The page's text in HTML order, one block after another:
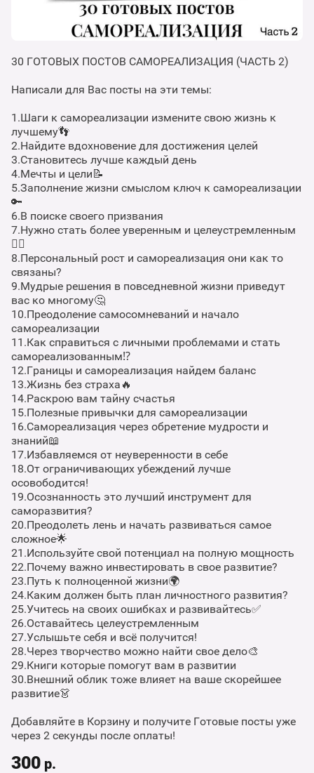
30 ГОТОВЫХ ПОСТОВ САМОРЕАЛИЗАЦИЯ (ЧАСТЬ 2)
Написали для Вас посты на эти темы:
1.Шаги к самореализации измените свою жизнь к
лучшему👣
2.Найдите вдохновение для достижения целей
3.Cтановитесь лучше каждый день
4.Мечты и цели📝
5.Заполнение жизни смыслом ключ к самореализации
🔑
6.В поиске своего призвания
7.Нужно стать более уверенным и целеустремленным
☝🏻
8.Персональный рост и самореализация они как то
связаны?
9.Мудрые решения в повседневной жизни приведут
вас ко многому🤔
10.Преодоление самосомневаний и начало
самореализации
11.Как справиться с личными проблемами и стать
самореализованным⁉️
12.Границы и самореализация найдем баланс
13.Жизнь без страха🔥
14.Раскрою вам тайну счастья
15.Полезные привычки для самореализации
16.Самореализация через обретение мудрости и
знаний📖
17.Избавляемся от неуверенности в себе
18.От ограничивающих убеждений лучше
осовободится!
19.Осознанность это лучший инструмент для
саморазвития?
20.Преодолеть лень и начать развиваться самое
сложное🌟
21.Используйте свой потенциал на полную мощность
22.Почему важно инвестировать в свое развитие?
23.Путь к полноценной жизни🌍
24.Каким должен быть план личностного развития?
25.Учитесь на своих ошибках и развивайтесь✅
26.Оставайтесь целеустремленным
27.Услышьте себя и всё получится!
28.Через творчество можно найти свое дело🎨
29.Книги которые помогут вам в развитии
30.Внешний облик тоже влияет на ваше скорейшее
развитие👗
Добавляйте в Корзину и получите Готовые посты уже
через 2 секунды после оплаты!
300 р.